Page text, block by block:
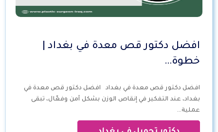
افضل دكتور قص معدة في بغداد |
خطوة…
افضل دكتور قص معدة في بغداد افضل دكتور قص معدة في
بغداد، عند التفكير في إنقاص الوزن بشكل آمن وفعّال، تبقى
عملية…